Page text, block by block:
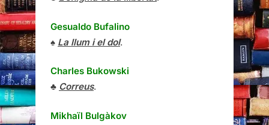
Gesualdo Bufalino
♠ La llum i el dol.
Charles Bukowski
♣ Correus.
Mikhaïl Bulgàkov